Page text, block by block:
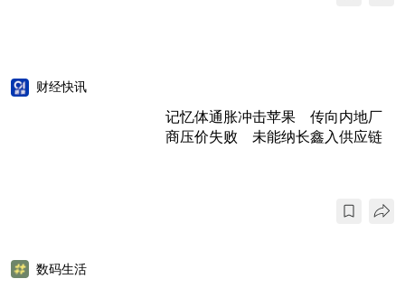
财经快讯
记忆体通胀冲击苹果 传向内地厂
商压价失败 未能纳长鑫入供应链
数码生活